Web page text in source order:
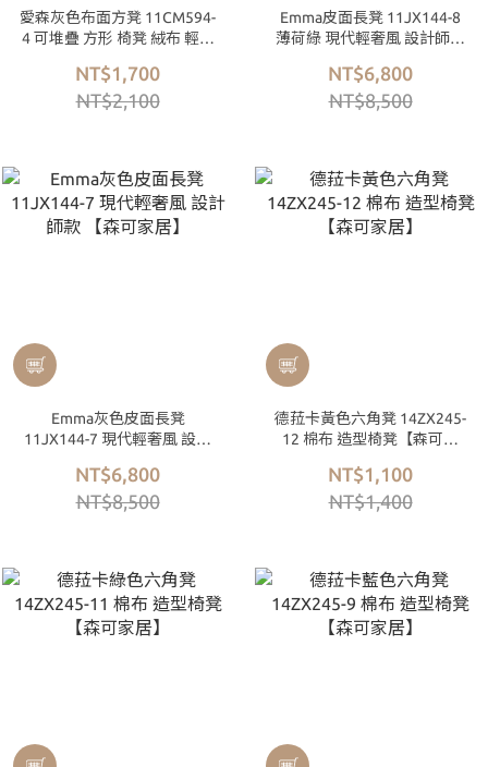
愛森灰色布面方凳 11CM594-
4 可堆疊 方形 椅凳 絨布 輕奢
NT$1,700
NT$2,100
Emma皮面長凳 11JX144-8
薄荷綠 現代輕奢風 設計師款
NT$6,800
NT$8,500
Emma灰色皮面長凳
11JX144-7 現代輕奢風 設計
NT$6,800
NT$8,500
德菈卡黃色六角凳 14ZX245-
12 棉布 造型椅凳【森可家
NT$1,100
NT$1,400